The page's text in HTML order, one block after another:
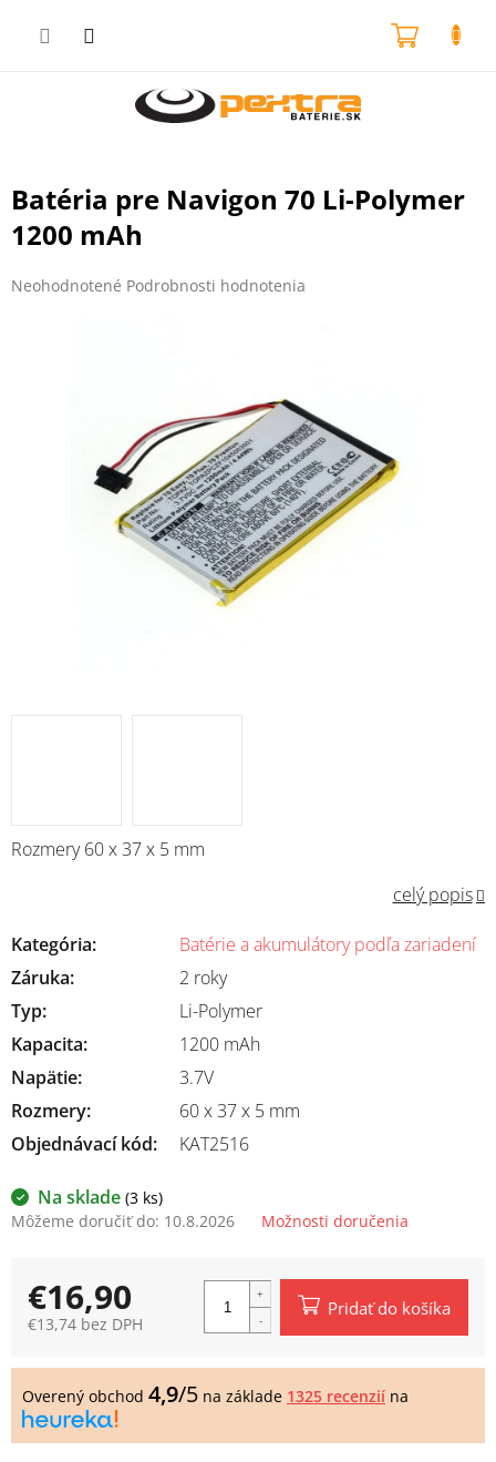
Batéria pre Navigon 70 Li-Polymer
1200 mAh
Priemerné
Neohodnotené Podrobnosti hodnotenia
Na sklade (3 ks)
Môžeme doručiť do: 10.8.2026 Možnosti doručenia
Rozmery 60 x 37 x 5 mm
celý popis
Kategória:
Batérie a akumulátory podľa zariadení
Záruka:
2 roky
Typ:
Li-Polymer
Kapacita:
1200 mAh
Napätie:
3.7V
Rozmery:
60 x 37 x 5 mm
Objednávací kód:
KAT2516
€16,90
€13,74 bez DPH
cena:
Pridať do košíka
Overený obchod 4,9/5 na základe 1325 recenzií na